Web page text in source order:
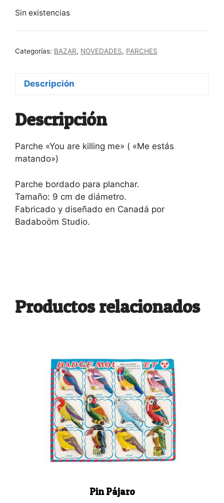
Sin existencias
Categorías: BAZAR, NOVEDADES, PARCHES
Descripción
Descripción
Parche «You are killing me» ( «Me estás
matando»)
Parche bordado para planchar.
Tamaño: 9 cm de diámetro.
Fabricado y diseñado en Canadá por
Badaboöm Studio.
Productos relacionados
Pin Pájaro